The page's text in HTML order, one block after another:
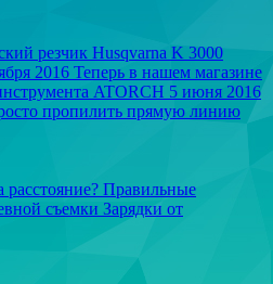
резчик Husqvarna K 3000
2016 Теперь в нашем магазине
ATORCH 5 июня 2016
пропилить прямую линию
расстояние? Правильные
съемки Зарядки от